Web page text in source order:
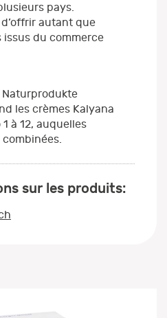
pays.
d’offrir autant que
du commerce
Naturprodukte
les crèmes Kalyana
à 12, auquelles
sur les produits: